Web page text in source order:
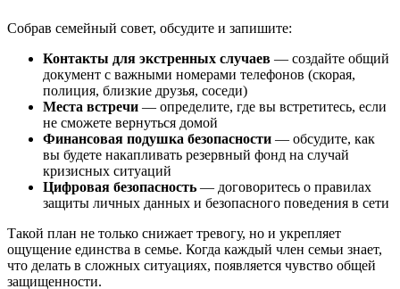
Собрав семейный совет, обсудите и запишите:
Контакты для экстренных случаев — создайте общий
документ с важными номерами телефонов (скорая,
полиция, близкие друзья, соседи)
Места встречи — определите, где вы встретитесь, если
не сможете вернуться домой
Финансовая подушка безопасности — обсудите, как
вы будете накапливать резервный фонд на случай
кризисных ситуаций
Цифровая безопасность — договоритесь о правилах
защиты личных данных и безопасного поведения в сети
Такой план не только снижает тревогу, но и укрепляет
ощущение единства в семье. Когда каждый член семьи знает,
что делать в сложных ситуациях, появляется чувство общей
защищенности.